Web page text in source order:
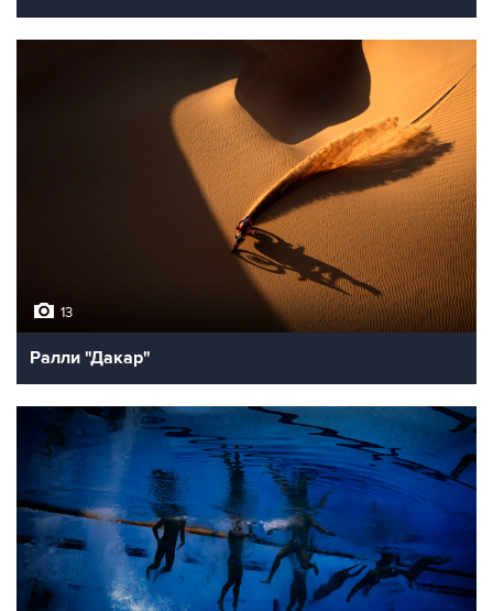
13
Ралли "Дакар"